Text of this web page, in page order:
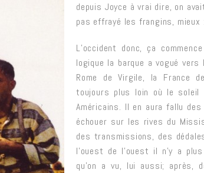
depuis Joyce à vrai dire, on
pas effrayé les frangins,
L’occident donc, ça
logique la barque a vogué
Rome de Virgile, la France
toujours plus loin où le
Américains. Il en aura fallu
échouer sur les rives du
des transmissions, des
l’ouest de l’ouest il n’y a
qu’on a vu, lui aussi; après,